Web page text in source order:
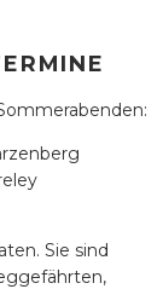
Sie sind